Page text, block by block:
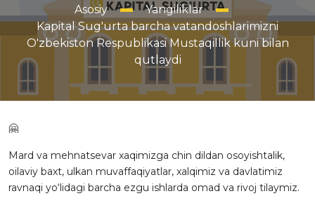
Asosiy
Yangiliklar
Kapital Sug'urta barcha vatandoshlarimizni
O'zbekiston Respublikasi Mustaqillik kuni bilan
qutlaydi
🤗
Mard va mehnatsevar xaqimizga chin dildan osoyishtalik,
oilaviy baxt, ulkan muvaffaqiyatlar, xalqimiz va davlatimiz
ravnaqi yo‘lidagi barcha ezgu ishlarda omad va rivoj tilaymiz.